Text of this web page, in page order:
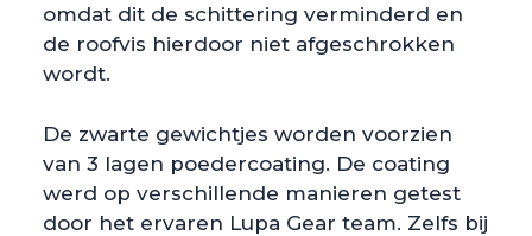
omdat dit de schittering verminderd en
de roofvis hierdoor niet afgeschrokken
wordt.
De zwarte gewichtjes worden voorzien
van 3 lagen poedercoating. De coating
werd op verschillende manieren getest
door het ervaren Lupa Gear team. Zelfs bij